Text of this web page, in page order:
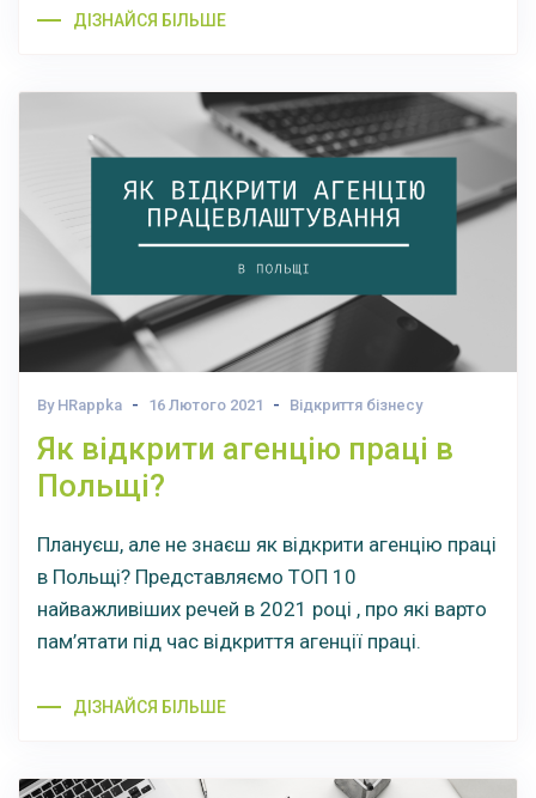
ДІЗНАЙСЯ БІЛЬШЕ
By HRappka 16 Лютого 2021 Відкриття бізнесу
Як відкрити агенцію праці в
Польщі?
Плануєш, але не знаєш як відкрити агенцію праці
в Польщі? Представляємо ТОП 10
найважливіших речей в 2021 році , про які варто
пам’ятати під час відкриття агенції праці.
ДІЗНАЙСЯ БІЛЬШЕ